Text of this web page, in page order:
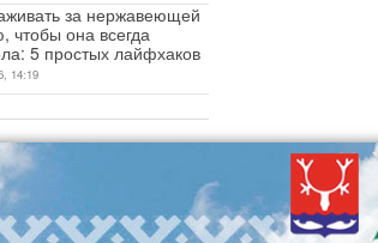
за нержавеющей
чтобы она всегда
5 простых лайфхаков
14:19